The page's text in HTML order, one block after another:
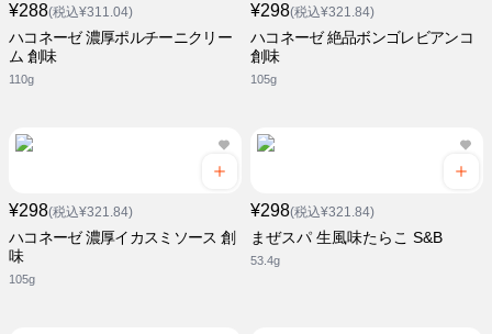
¥288(税込¥311.04)
ハコネーゼ 濃厚ポルチーニクリー
ム 創味
110g
¥298(税込¥321.84)
ハコネーゼ 絶品ボンゴレビアンコ
創味
105g
¥298(税込¥321.84)
ハコネーゼ 濃厚イカスミソース 創
味
105g
¥298(税込¥321.84)
まぜスパ 生風味たらこ S&B
53.4g